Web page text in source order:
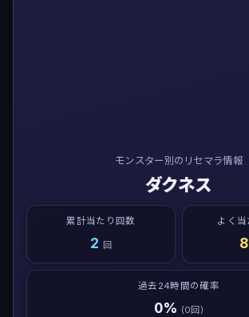
モンスター別のリセマラ情報
ダクネス
累計当たり回数
2 回
よく当
過去24時間の確率
0% (0回)